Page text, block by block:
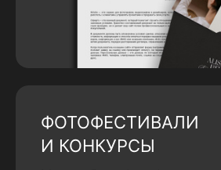
ФОТОФЕСТИВАЛИ
И КОНКУРСЫ